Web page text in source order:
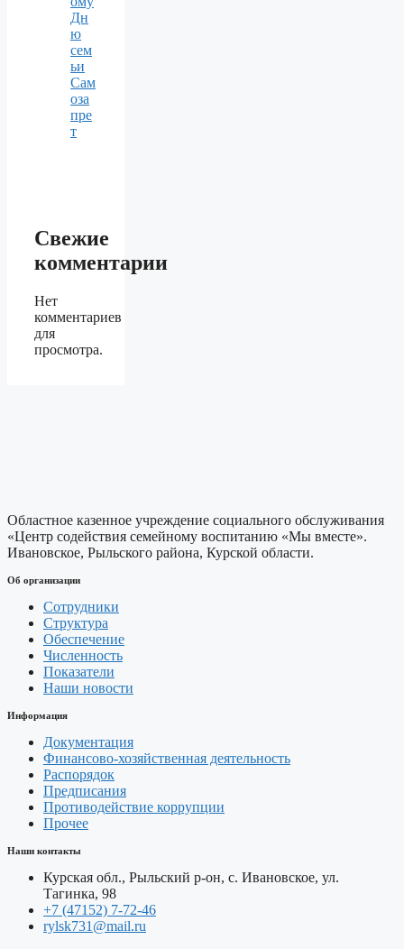
Дн
ю
сем
ьи
Сам
оза
пре
т
Свежие
комментарии
Нет
комментариев
для
просмотра.
Областное казенное учреждение социального обслуживания
«Центр содействия семейному воспитанию «Мы вместе».
Ивановское, Рыльского района, Курской области.
Об организации
Сотрудники
Структура
Обеспечение
Численность
Показатели
Наши новости
Информация
Документация
Финансово-хозяйственная деятельность
Распорядок
Предписания
Противодействие коррупции
Прочее
Наши контакты
Курская обл., Рыльский р-он, с. Ивановское, ул.
Тагинка, 98
+7 (47152) 7-72-46
rylsk731@mail.ru